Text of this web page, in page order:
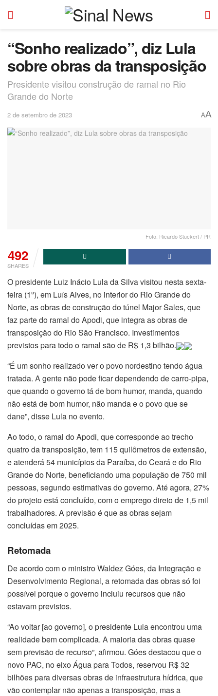
“Sonho realizado”, diz Lula
sobre obras da transposição
Presidente visitou construção de ramal no Rio
Grande do Norte
2 de setembro de 2023 AA
Foto: Ricardo Stuckert / PR
492
SHARES
O presidente Luiz Inácio Lula da Silva visitou nesta sexta-
feira (1º), em Luís Alves, no interior do Rio Grande do
Norte, as obras de construção do túnel Major Sales, que
faz parte do ramal do Apodi, que integra as obras de
transposição do Rio São Francisco. Investimentos
previstos para todo o ramal são de R$ 1,3 bilhão.
“É um sonho realizado ver o povo nordestino tendo água
tratada. A gente não pode ficar dependendo de carro-pipa,
que quando o governo tá de bom humor, manda, quando
não está de bom humor, não manda e o povo que se
dane”, disse Lula no evento.
Ao todo, o ramal do Apodi, que corresponde ao trecho
quatro da transposição, tem 115 quilômetros de extensão,
e atenderá 54 municípios da Paraíba, do Ceará e do Rio
Grande do Norte, beneficiando uma população de 750 mil
pessoas, segundo estimativas do governo. Até agora, 27%
do projeto está concluído, com o emprego direto de 1,5 mil
trabalhadores. A previsão é que as obras sejam
concluídas em 2025.
Retomada
De acordo com o ministro Waldez Góes, da Integração e
Desenvolvimento Regional, a retomada das obras só foi
possível porque o governo incluiu recursos que não
estavam previstos.
“Ao voltar [ao governo], o presidente Lula encontrou uma
realidade bem complicada. A maioria das obras quase
sem previsão de recurso”, afirmou. Góes destacou que o
novo PAC, no eixo Água para Todos, reservou R$ 32
bilhões para diversas obras de infraestrutura hídrica, que
vão contemplar não apenas a transposição, mas a